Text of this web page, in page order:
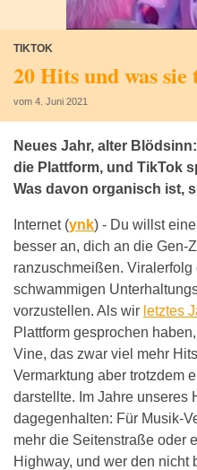
TIKTOK
20 Hits und was sie
vom 4. Juni 2021
Neues Jahr, alter
die Plattform, und TikTok
Was davon organisch ist,
Internet (ynk) - Du willst
besser an, dich an die Gen-
ranzuschmeißen. Viralerfolg
schwammigen
vorzustellen. Als wir letztes
Plattform gesprochen
Vine, das zwar viel mehr
Vermarktung aber trotzdem
darstellte. Im Jahre unseres
dagegenhalten: Für Musik-
mehr die Seitenstraße oder
Highway, und wer den nicht